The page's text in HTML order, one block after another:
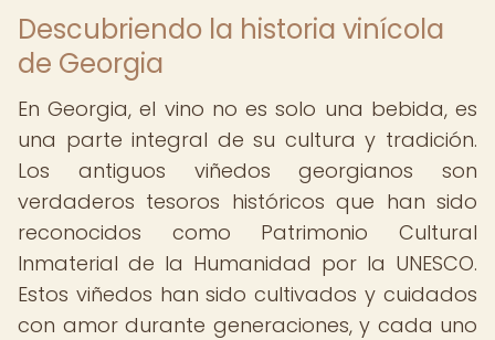
Descubriendo la historia vinícola
de Georgia
En Georgia, el vino no es solo una bebida, es
una parte integral de su cultura y tradición.
Los antiguos viñedos georgianos son
verdaderos tesoros históricos que han sido
reconocidos como Patrimonio Cultural
Inmaterial de la Humanidad por la UNESCO.
Estos viñedos han sido cultivados y cuidados
con amor durante generaciones, y cada uno